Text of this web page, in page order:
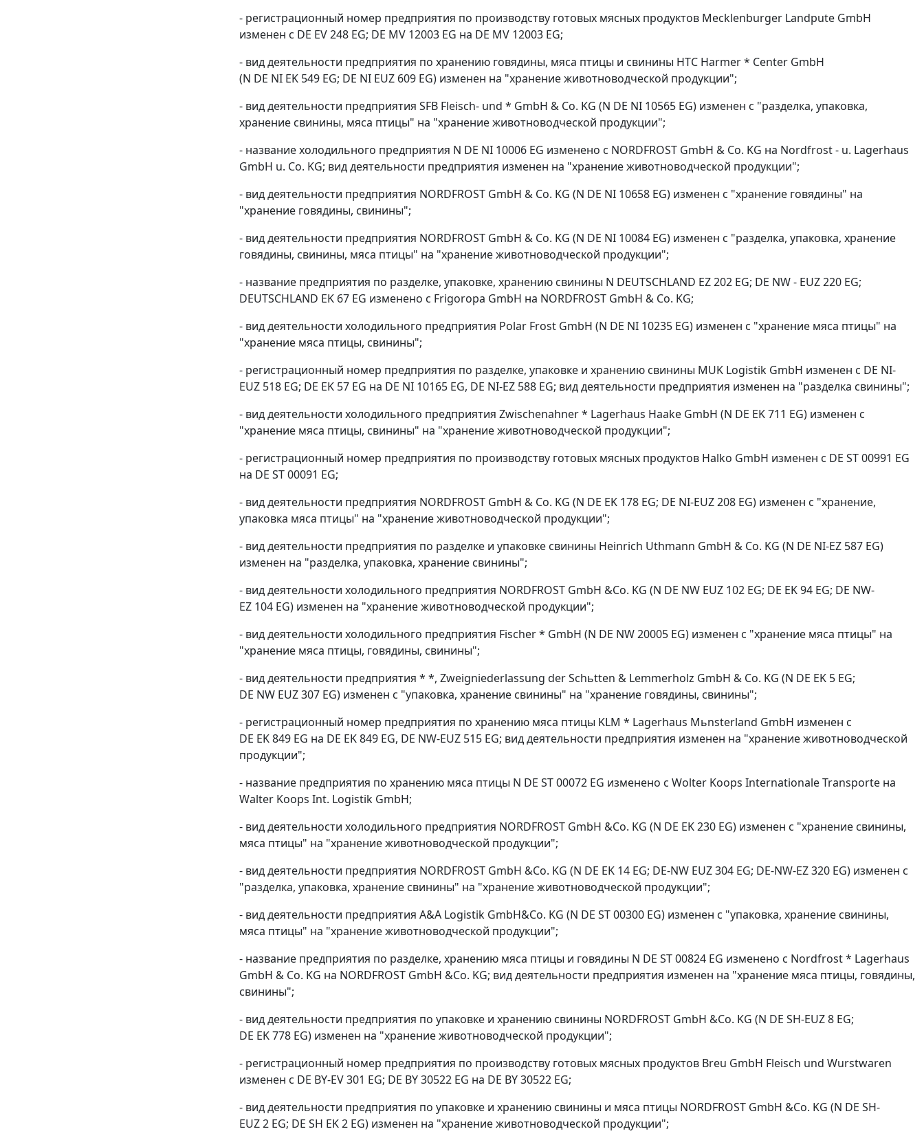
- регистрационный номер предприятия по производству готовых мясных продуктов Mecklenburger Landpute GmbH
изменен с DE EV 248 EG; DE MV 12003 EG на DE MV 12003 EG;
- вид деятельности предприятия по хранению говядины, мяса птицы и свинины HTC Harmer * Center GmbH
(N DE NI EK 549 EG; DE NI EUZ 609 EG) изменен на "хранение животноводческой продукции";
- вид деятельности предприятия SFB Fleisch- und * GmbH & Co. KG (N DE NI 10565 EG) изменен с "разделка, упаковка,
хранение свинины, мяса птицы" на "хранение животноводческой продукции";
- название холодильного предприятия N DE NI 10006 EG изменено с NORDFROST GmbH & Co. KG на Nordfrost - u. Lagerhaus
GmbH u. Co. KG; вид деятельности предприятия изменен на "хранение животноводческой продукции";
- вид деятельности предприятия NORDFROST GmbH & Co. KG (N DE NI 10658 EG) изменен с "хранение говядины" на
"хранение говядины, свинины";
- вид деятельности предприятия NORDFROST GmbH & Co. KG (N DE NI 10084 EG) изменен с "разделка, упаковка, хранение
говядины, свинины, мяса птицы" на "хранение животноводческой продукции";
- название предприятия по разделке, упаковке, хранению свинины N DEUTSCHLAND EZ 202 EG; DE NW - EUZ 220 EG;
DEUTSCHLAND EK 67 EG изменено с Frigoropa GmbH на NORDFROST GmbH & Co. KG;
- вид деятельности холодильного предприятия Polar Frost GmbH (N DE NI 10235 EG) изменен с "хранение мяса птицы" на
"хранение мяса птицы, свинины";
- регистрационный номер предприятия по разделке, упаковке и хранению свинины MUK Logistik GmbH изменен с DE NI-
EUZ 518 EG; DE EK 57 EG на DE NI 10165 EG, DE NI-EZ 588 EG; вид деятельности предприятия изменен на "разделка свинины";
- вид деятельности холодильного предприятия Zwischenahner * Lagerhaus Haake GmbH (N DE EK 711 EG) изменен с
"хранение мяса птицы, свинины" на "хранение животноводческой продукции";
- регистрационный номер предприятия по производству готовых мясных продуктов Halko GmbH изменен с DE ST 00991 EG
на DE ST 00091 EG;
- вид деятельности предприятия NORDFROST GmbH & Co. KG (N DE EK 178 EG; DE NI-EUZ 208 EG) изменен с "хранение,
упаковка мяса птицы" на "хранение животноводческой продукции";
- вид деятельности предприятия по разделке и упаковке свинины Heinrich Uthmann GmbH & Co. KG (N DE NI-EZ 587 EG)
изменен на "разделка, упаковка, хранение свинины";
- вид деятельности холодильного предприятия NORDFROST GmbH &Co. KG (N DE NW EUZ 102 EG; DE EK 94 EG; DE NW-
EZ 104 EG) изменен на "хранение животноводческой продукции";
- вид деятельности холодильного предприятия Fischer * GmbH (N DE NW 20005 EG) изменен с "хранение мяса птицы" на
"хранение мяса птицы, говядины, свинины";
- вид деятельности предприятия * *, Zweigniederlassung der Schьtten & Lemmerholz GmbH & Co. KG (N DE EK 5 EG;
DE NW EUZ 307 EG) изменен с "упаковка, хранение свинины" на "хранение говядины, свинины";
- регистрационный номер предприятия по хранению мяса птицы KLM * Lagerhaus Mьnsterland GmbH изменен с
DE EK 849 EG на DE EK 849 EG, DE NW-EUZ 515 EG; вид деятельности предприятия изменен на "хранение животноводческой
продукции";
- название предприятия по хранению мяса птицы N DE ST 00072 EG изменено с Wolter Koops Internationale Transporte на
Walter Koops Int. Logistik GmbH;
- вид деятельности холодильного предприятия NORDFROST GmbH &Co. KG (N DE EK 230 EG) изменен с "хранение свинины,
мяса птицы" на "хранение животноводческой продукции";
- вид деятельности предприятия NORDFROST GmbH &Co. KG (N DE EK 14 EG; DE-NW EUZ 304 EG; DE-NW-EZ 320 EG) изменен с
"разделка, упаковка, хранение свинины" на "хранение животноводческой продукции";
- вид деятельности предприятия A&A Logistik GmbH&Co. KG (N DE ST 00300 EG) изменен с "упаковка, хранение свинины,
мяса птицы" на "хранение животноводческой продукции";
- название предприятия по разделке, хранению мяса птицы и говядины N DE ST 00824 EG изменено с Nordfrost * Lagerhaus
GmbH & Co. KG на NORDFROST GmbH &Co. KG; вид деятельности предприятия изменен на "хранение мяса птицы, говядины,
свинины";
- вид деятельности предприятия по упаковке и хранению свинины NORDFROST GmbH &Co. KG (N DE SH-EUZ 8 EG;
DE EK 778 EG) изменен на "хранение животноводческой продукции";
- регистрационный номер предприятия по производству готовых мясных продуктов Breu GmbH Fleisch und Wurstwaren
изменен с DE BY-EV 301 EG; DE BY 30522 EG на DE BY 30522 EG;
- вид деятельности предприятия по упаковке и хранению свинины и мяса птицы NORDFROST GmbH &Co. KG (N DE SH-
EUZ 2 EG; DE SH EK 2 EG) изменен на "хранение животноводческой продукции";